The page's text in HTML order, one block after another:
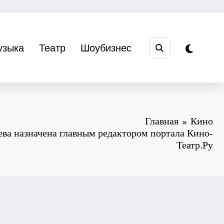
Театр Шоубизнес
Главная
Кино
назначена главным редактором портала Кино-
Театр.Ру